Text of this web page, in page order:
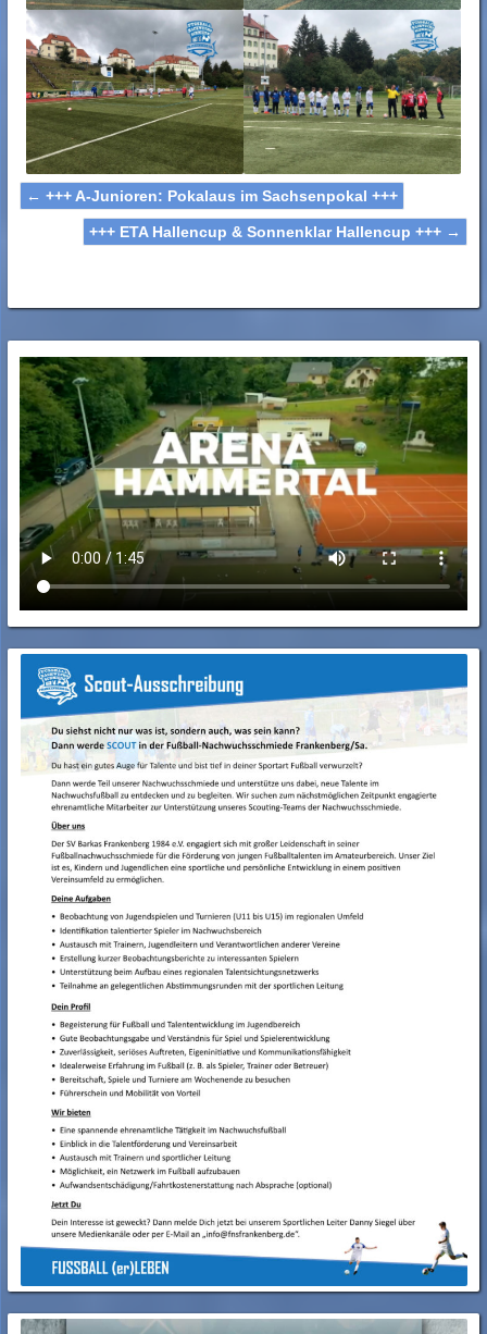
← +++ A-Junioren: Pokalaus im Sachsenpokal +++
+++ ETA Hallencup & Sonnenklar Hallencup +++ →